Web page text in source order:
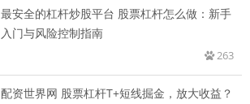
最安全的杠杆炒股平台 股票杠杆怎么做：新手
入门与风险控制指南
263
配资世界网 股票杠杆T+短线掘金，放大收益？